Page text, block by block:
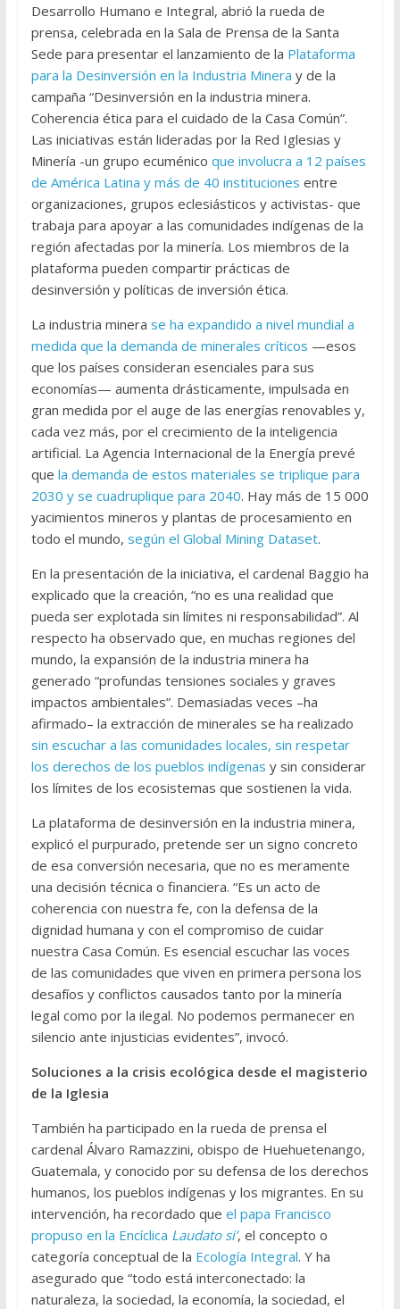
Desarrollo Humano e Integral, abrió la rueda de
prensa, celebrada en la Sala de Prensa de la Santa
Sede para presentar el lanzamiento de la Plataforma
para la Desinversión en la Industria Minera y de la
campaña “Desinversión en la industria minera.
Coherencia ética para el cuidado de la Casa Común”.
Las iniciativas están lideradas por la Red Iglesias y
Minería -un grupo ecuménico que involucra a 12 países
de América Latina y más de 40 instituciones entre
organizaciones, grupos eclesiásticos y activistas- que
trabaja para apoyar a las comunidades indígenas de la
región afectadas por la minería. Los miembros de la
plataforma pueden compartir prácticas de
desinversión y políticas de inversión ética.
La industria minera se ha expandido a nivel mundial a
medida que la demanda de minerales críticos —esos
que los países consideran esenciales para sus
economías— aumenta drásticamente, impulsada en
gran medida por el auge de las energías renovables y,
cada vez más, por el crecimiento de la inteligencia
artificial. La Agencia Internacional de la Energía prevé
que la demanda de estos materiales se triplique para
2030 y se cuadruplique para 2040. Hay más de 15 000
yacimientos mineros y plantas de procesamiento en
todo el mundo, según el Global Mining Dataset.
En la presentación de la iniciativa, el cardenal Baggio ha
explicado que la creación, “no es una realidad que
pueda ser explotada sin límites ni responsabilidad”. Al
respecto ha observado que, en muchas regiones del
mundo, la expansión de la industria minera ha
generado “profundas tensiones sociales y graves
impactos ambientales”. Demasiadas veces –ha
afirmado– la extracción de minerales se ha realizado
sin escuchar a las comunidades locales, sin respetar
los derechos de los pueblos indígenas y sin considerar
los límites de los ecosistemas que sostienen la vida.
La plataforma de desinversión en la industria minera,
explicó el purpurado, pretende ser un signo concreto
de esa conversión necesaria, que no es meramente
una decisión técnica o financiera. “Es un acto de
coherencia con nuestra fe, con la defensa de la
dignidad humana y con el compromiso de cuidar
nuestra Casa Común. Es esencial escuchar las voces
de las comunidades que viven en primera persona los
desafíos y conflictos causados tanto por la minería
legal como por la ilegal. No podemos permanecer en
silencio ante injusticias evidentes”, invocó.
Soluciones a la crisis ecológica desde el magisterio
de la Iglesia
También ha participado en la rueda de prensa el
cardenal Álvaro Ramazzini, obispo de Huehuetenango,
Guatemala, y conocido por su defensa de los derechos
humanos, los pueblos indígenas y los migrantes. En su
intervención, ha recordado que el papa Francisco
propuso en la Encíclica Laudato si’, el concepto o
categoría conceptual de la Ecología Integral. Y ha
asegurado que “todo está interconectado: la
naturaleza, la sociedad, la economía, la sociedad, el